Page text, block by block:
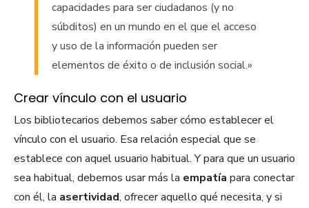
capacidades para ser ciudadanos (y no
súbditos) en un mundo en el que el acceso
y uso de la información pueden ser
elementos de éxito o de inclusión social.»
Crear vínculo con el usuario
Los bibliotecarios debemos saber cómo establecer el
vínculo con el usuario. Esa relación especial que se
establece con aquel usuario habitual. Y para que un usuario
sea habitual, debemos usar más la empatía para conectar
con él, la asertividad, ofrecer aquello qué necesita, y si